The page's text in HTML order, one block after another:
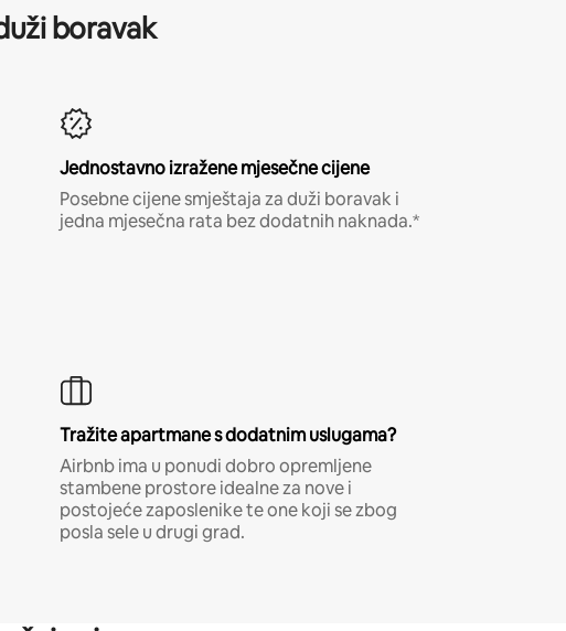
boravak
Jednostavno izražene mjesečne cijene
Posebne cijene smještaja za duži boravak i
jedna mjesečna rata bez dodatnih naknada.*
Tražite apartmane s dodatnim uslugama?
Airbnb ima u ponudi dobro opremljene
stambene prostore idealne za nove i
postojeće zaposlenike te one koji se zbog
posla sele u drugi grad.